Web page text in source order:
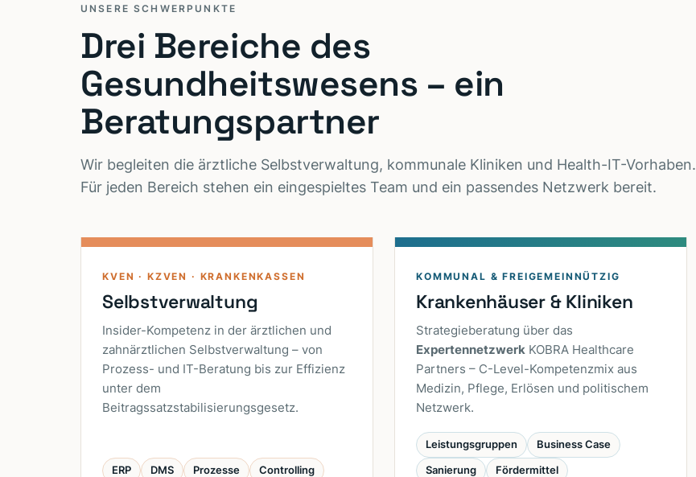
UNSERE SCHWERPUNKTE
Drei Bereiche des
Gesundheitswesens – ein
Beratungspartner
Wir begleiten die ärztliche Selbstverwaltung, kommunale Kliniken und Health-IT-Vorhaben.
Für jeden Bereich stehen ein eingespieltes Team und ein passendes Netzwerk bereit.
KVEN · KZVEN · KRANKENKASSEN
Selbstverwaltung
Insider-Kompetenz in der ärztlichen und
zahnärztlichen Selbstverwaltung – von
Prozess- und IT-Beratung bis zur Effizienz
unter dem
Beitragssatzstabilisierungsgesetz.
ERP DMS Prozesse Controlling
KOMMUNAL & FREIGEMEINNÜTZIG
Krankenhäuser & Kliniken
Strategieberatung über das
Expertennetzwerk KOBRA Healthcare
Partners – C-Level-Kompetenzmix aus
Medizin, Pflege, Erlösen und politischem
Netzwerk.
Leistungsgruppen Business Case
Sanierung Fördermittel